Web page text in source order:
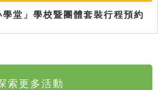
堂」學校暨團體套裝行程預約
索更多活動